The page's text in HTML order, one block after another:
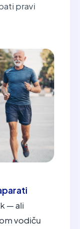
pravi
— ali
vodiču